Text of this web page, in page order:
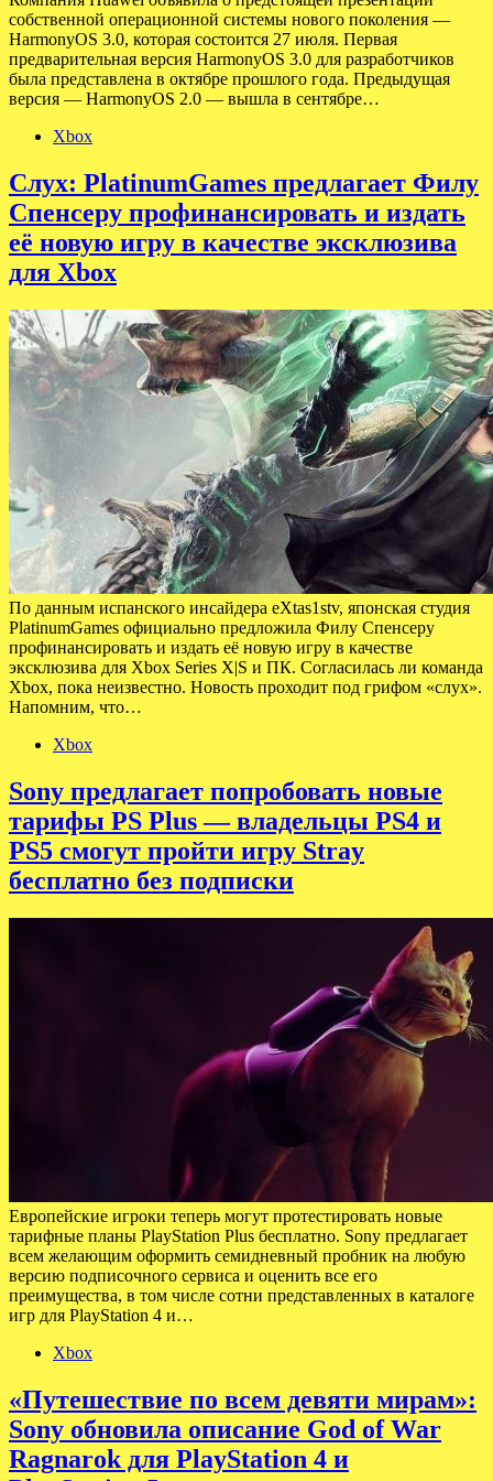
собственной операционной системы нового поколения —
HarmonyOS 3.0, которая состоится 27 июля. Первая
предварительная версия HarmonyOS 3.0 для разработчиков
была представлена в октябре прошлого года. Предыдущая
версия — HarmonyOS 2.0 — вышла в сентябре…
Xbox
Слух: PlatinumGames предлагает Филу
Спенсеру профинансировать и издать
её новую игру в качестве эксклюзива
для Xbox
По данным испанского инсайдера eXtas1stv, японская студия
PlatinumGames официально предложила Филу Спенсеру
профинансировать и издать её новую игру в качестве
эксклюзива для Xbox Series X|S и ПК. Согласилась ли команда
Xbox, пока неизвестно. Новость проходит под грифом «слух».
Напомним, что…
Xbox
Sony предлагает попробовать новые
тарифы PS Plus — владельцы PS4 и
PS5 смогут пройти игру Stray
бесплатно без подписки
Европейские игроки теперь могут протестировать новые
тарифные планы PlayStation Plus бесплатно. Sony предлагает
всем желающим оформить семидневный пробник на любую
версию подписочного сервиса и оценить все его
преимущества, в том числе сотни представленных в каталоге
игр для PlayStation 4 и…
Xbox
«Путешествие по всем девяти мирам»:
Sony обновила описание God of War
Ragnarok для PlayStation 4 и